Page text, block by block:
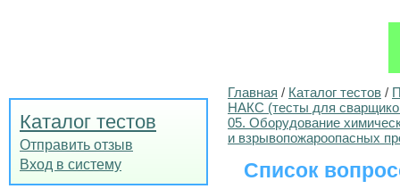
Каталог тестов
Отправить отзыв
Вход в систему
Главная / Каталог тестов /
НАКС (тесты для
05. Оборудование
и взрывопожароопасных
Список